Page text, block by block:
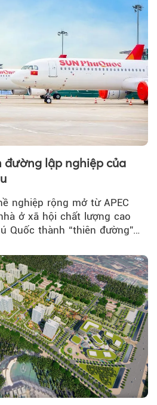
đường lập nghiệp của
nghiệp rộng mở từ APEC
ở xã hội chất lượng cao
Quốc thành “thiên đường”